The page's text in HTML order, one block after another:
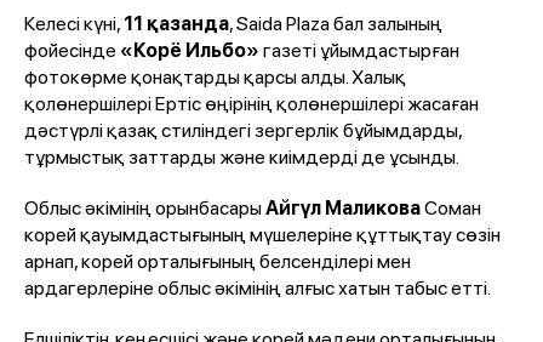
Келесі күні, 11 қазанда, Saida Plaza бал залының
фойесінде «Корё Ильбо» газеті ұйымдастырған
фотокөрме қонақтарды қарсы алды. Халық
қолөнершілері Ертіс өңірінің қолөнершілері жасаған
дәстүрлі қазақ стиліндегі зергерлік бұйымдарды,
тұрмыстық заттарды және киімдерді де ұсынды.
Облыс әкімінің орынбасарыАйгүл МаликоваСоман
корей қауымдастығының мүшелеріне құттықтау сөзін
арнап, корей орталығының белсенділері мен
ардагерлеріне облыс әкімінің алғыс хатын табыс етті.